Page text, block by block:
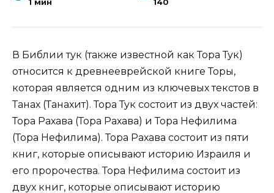
1 мин 140
В Библии тук (также известной как Тора Тук)
относится к древнееврейской книге Торы,
которая является одним из ключевых текстов в
Танах (Танахит). Тора Тук состоит из двух частей:
Тора Рахава (Тора Рахава) и Тора Нефилима
(Тора Нефилима). Тора Рахава состоит из пяти
книг, которые описывают историю Израиля и
его пророчества. Тора Нефилима состоит из
двух книг, которые описывают историю